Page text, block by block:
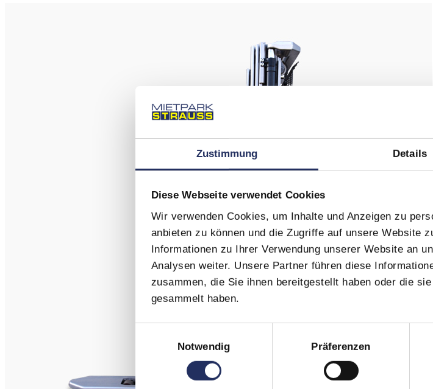
Zustimmung Details
Diese Webseite verwendet Cookies
Wir verwenden Cookies, um Inhalte und Anzeigen zu
anbieten zu können und die Zugriffe auf unsere Website
Informationen zu Ihrer Verwendung unserer Website an
Analysen weiter. Unsere Partner führen diese
zusammen, die Sie ihnen bereitgestellt haben oder die
gesammelt haben.
Notwendig
Präferenzen